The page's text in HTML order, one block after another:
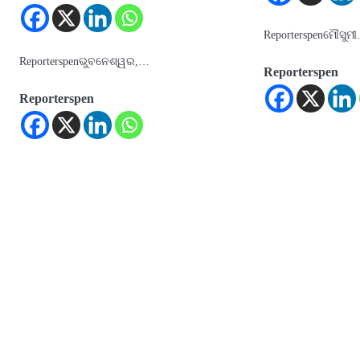
Reporterspenଭୁବନେଶ୍ୱର,…
Reporterspen
Reporterspen